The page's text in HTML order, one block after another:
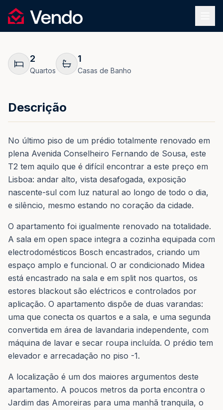
Vendo
2
Quartos
1
Casas de Banho
Descrição
No último piso de um prédio totalmente renovado em
plena Avenida Conselheiro Fernando de Sousa, este
T2 tem aquilo que é difícil encontrar a este preço em
Lisboa: andar alto, vista desafogada, exposição
nascente-sul com luz natural ao longo de todo o dia,
e silêncio, mesmo estando no coração da cidade.
O apartamento foi igualmente renovado na totalidade.
A sala em open space integra a cozinha equipada com
electrodomésticos Bosch encastrados, criando um
espaço amplo e funcional. O ar condicionado Midea
está encastrado na sala e em split nos quartos, os
estores blackout são eléctricos e controlados por
aplicação. O apartamento dispõe de duas varandas:
uma que conecta os quartos e a sala, e uma segunda
convertida em área de lavandaria independente, com
máquina de lavar e secar roupa incluída. O prédio tem
elevador e arrecadação no piso -1.
A localização é um dos maiores argumentos deste
apartamento. A poucos metros da porta encontra o
Jardim das Amoreiras para uma manhã tranquila, o